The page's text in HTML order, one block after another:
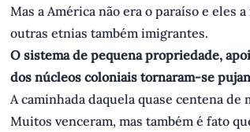
Mas a América não era o paraíso e eles
outras etnias também imigrantes.
O sistema de pequena propriedade,
dos núcleos coloniais tornaram-se
A caminhada daquela quase centena
Muitos venceram, mas também é fato